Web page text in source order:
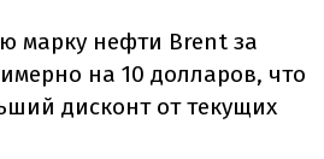
марку нефти Brent за
на 10 долларов, что
дисконт от текущих